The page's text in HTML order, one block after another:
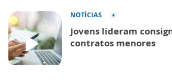
NOTÍCIAS
Jovens lideram
contratos menores